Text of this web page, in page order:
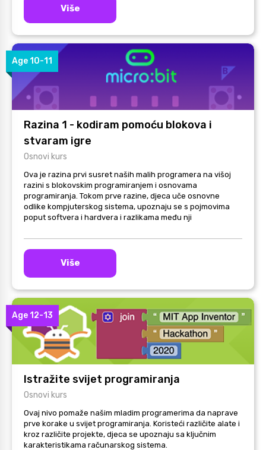
Više
Age 10-11
Razina 1 - kodiram pomoću blokova i
stvaram igre
Osnovi kurs
Ova je razina prvi susret naših malih programera na višoj
razini s blokovskim programiranjem i osnovama
programiranja. Tokom prve razine, djeca uče osnovne
odlike kompjuterskog sistema, upoznaju se s pojmovima
poput softvera i hardvera i razlikama među nji
Više
Age 12-13
Istražite svijet programiranja
Osnovi kurs
Ovaj nivo pomaže našim mladim programerima da naprave
prve korake u svijet programiranja. Koristeći različite alate i
kroz različite projekte, djeca se upoznaju sa ključnim
karakteristikama računarskog sistema.